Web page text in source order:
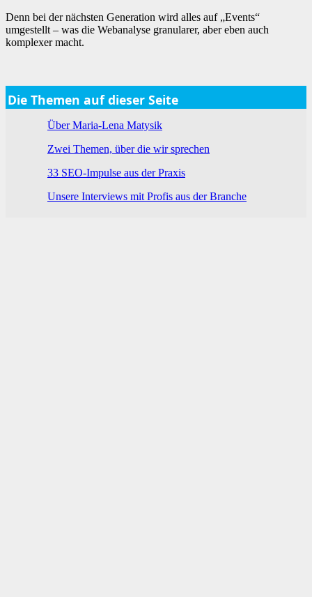
Denn bei der nächsten Generation wird alles auf „Events“
umgestellt – was die Webanalyse granularer, aber eben auch
komplexer macht.
Die Themen auf dieser Seite
Über Maria-Lena Matysik
Zwei Themen, über die wir sprechen
33 SEO-Impulse aus der Praxis
Unsere Interviews mit Profis aus der Branche